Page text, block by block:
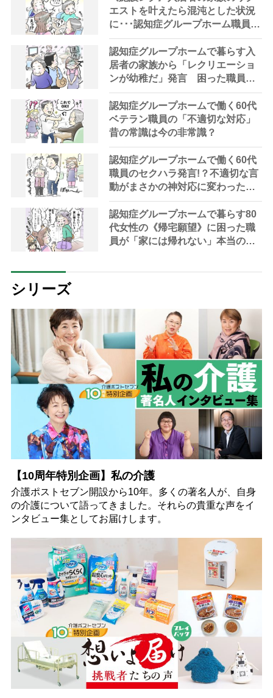
エストを叶えたら混沌とした状況
に･･･認知症グループホーム職員が
苦悩を吐露
認知症グループホームで暮らす入
居者の家族から「レクリエーショ
ンが幼稚だ」発言 困った職員が
取った対策と悲しい結末
認知症グループホームで働く60代
ベテラン職員の「不適切な対応」
昔の常識は今の非常識？
認知症グループホームで働く60代
職員のセクハラ発言!？不適切な言
動がまさかの神対応に変わった瞬
間
認知症グループホームで暮らす80
代女性の《帰宅願望》に困った職
員が「家には帰れない」本当の理
シリーズ
【10周年特別企画】私の介護
介護ポストセブン開設から10年。多くの著名人が、自身
の介護について語ってきました。それらの貴重な声をイ
ンタビュー集としてお届けします。